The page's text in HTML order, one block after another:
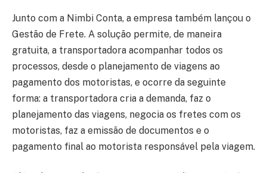
Junto com a Nimbi Conta, a empresa também lançou o
Gestão de Frete. A solução permite, de maneira
gratuita, a transportadora acompanhar todos os
processos, desde o planejamento de viagens ao
pagamento dos motoristas, e ocorre da seguinte
forma: a transportadora cria a demanda, faz o
planejamento das viagens, negocia os fretes com os
motoristas, faz a emissão de documentos e o
pagamento final ao motorista responsável pela viagem.